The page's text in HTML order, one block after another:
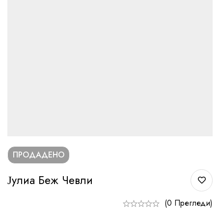
ПРОДАДЕНО
Јулиа Беж Чевли
(0 Прегледи)